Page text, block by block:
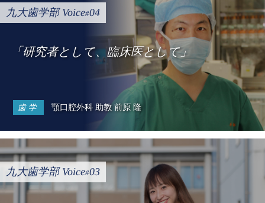
九大歯学部 Voice#04
「研究者として、臨床医として」
歯学 顎口腔外科 助教 前原 隆
九大歯学部 Voice#03